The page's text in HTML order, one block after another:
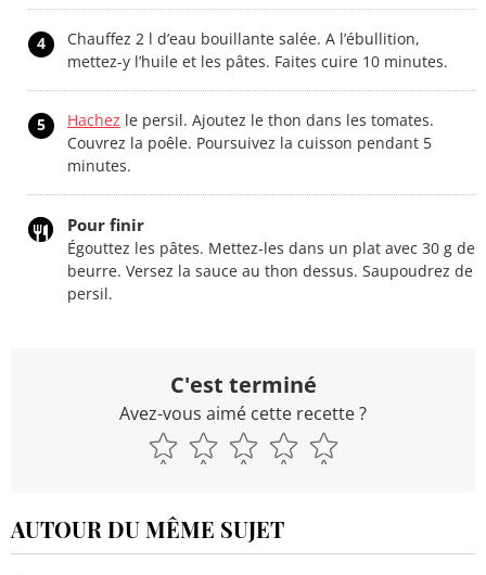
4
Chauffez 2 l d’eau bouillante salée. A l’ébullition,
mettez-y l’huile et les pâtes. Faites cuire 10 minutes.
5 Hachez le persil. Ajoutez le thon dans les tomates.
Couvrez la poêle. Poursuivez la cuisson pendant 5
minutes.
Pour finir
Égouttez les pâtes. Mettez-les dans un plat avec 30 g de
beurre. Versez la sauce au thon dessus. Saupoudrez de
persil.
C'est terminé
Avez-vous aimé cette recette ?
AUTOUR DU MÊME SUJET